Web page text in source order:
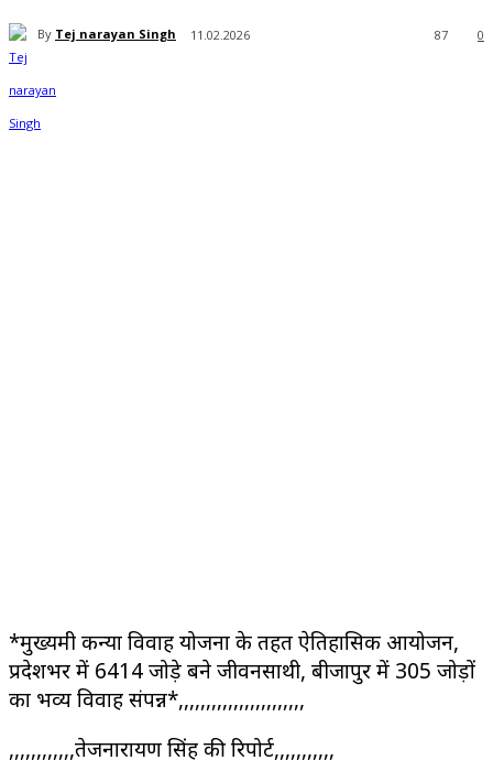
By Tej narayan Singh 11.02.2026 0
87
*मुख्यमंत्री कन्या विवाह योजना के तहत ऐतिहासिक आयोजन,
प्रदेशभर में 6414 जोड़े बने जीवनसाथी, बीजापुर में 305 जोड़ों
का भव्य विवाह संपन्न*,,,,,,,,,,,,,,,,,,,,,,,
,,,,,,,,,,,,तेजनारायण सिंह की रिपोर्ट,,,,,,,,,,,